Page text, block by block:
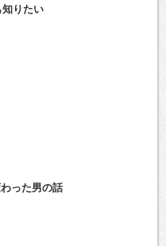
知りたい
った男の話